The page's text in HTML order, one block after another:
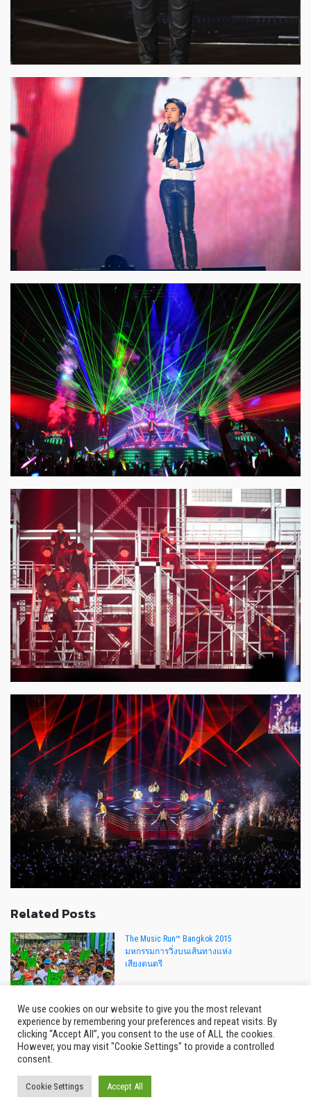
Related Posts
The Music Run™ Bangkok 2015
มหกรรมการวิ่งบนเส้นทางแห่ง
เสียงดนตรี
มหกรรมงานแสดงสตูดิโอยักษ์
ใหญ่จากตะวันตกและสุดยอดอนิ
We use cookies on our website to give you the most relevant
experience by remembering your preferences and repeat visits. By
clicking “Accept All”, you consent to the use of ALL the cookies.
However, you may visit "Cookie Settings" to provide a controlled
consent.
Cookie Settings Accept All